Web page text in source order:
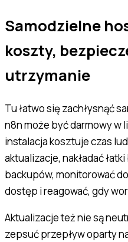
Samodzielne
koszty,
utrzymanie
Tu łatwo się zachłysnąć
n8n może być darmowy w
instalacja kosztuje czas
aktualizacje, nakładać
backupów, monitorować
dostęp i reagować, gdy
Aktualizacje też nie są
zepsuć przepływ oparty